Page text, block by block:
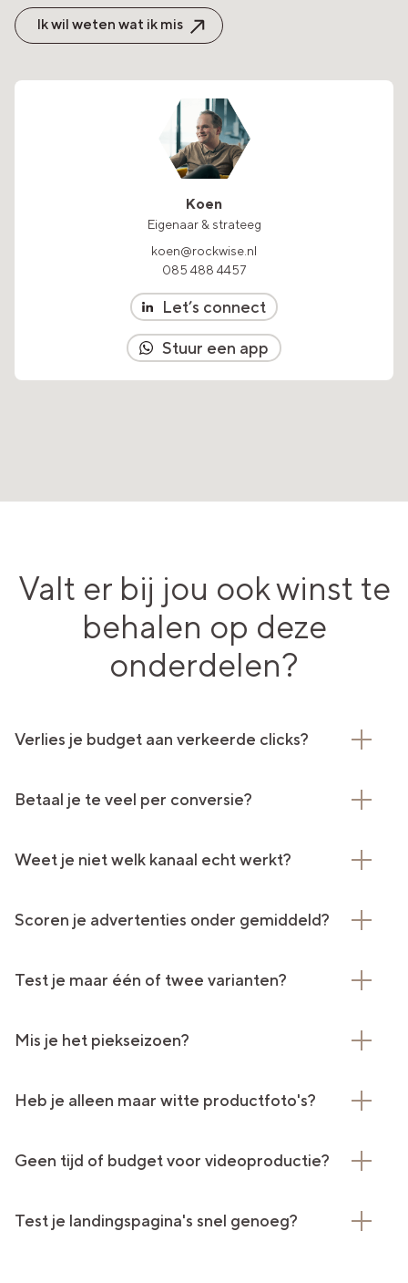
Ik wil weten wat ik mis
Koen
Eigenaar & strateeg
koen@rockwise.nl
085 488 4457
Let’s connect
Stuur een app
Valt er bij jou ook winst te
behalen op deze
onderdelen?
Verlies je budget aan verkeerde clicks?
Betaal je te veel per conversie?
Weet je niet welk kanaal echt werkt?
Scoren je advertenties onder gemiddeld?
Test je maar één of twee varianten?
Mis je het piekseizoen?
Heb je alleen maar witte productfoto's?
Geen tijd of budget voor videoproductie?
Test je landingspagina's snel genoeg?